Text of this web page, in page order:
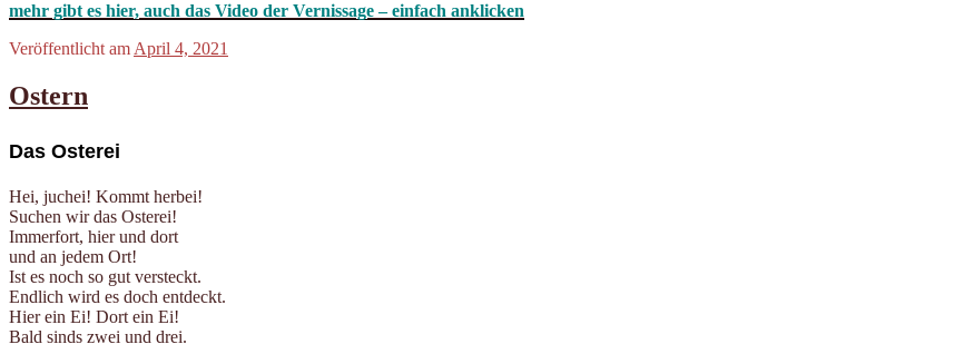
mehr gibt es hier, auch das Video der Vernissage – einfach anklicken
Veröffentlicht am April 4, 2021
Ostern
Das Osterei
Hei, juchei! Kommt herbei!
Suchen wir das Osterei!
Immerfort, hier und dort
und an jedem Ort!
Ist es noch so gut versteckt.
Endlich wird es doch entdeckt.
Hier ein Ei! Dort ein Ei!
Bald sinds zwei und drei.